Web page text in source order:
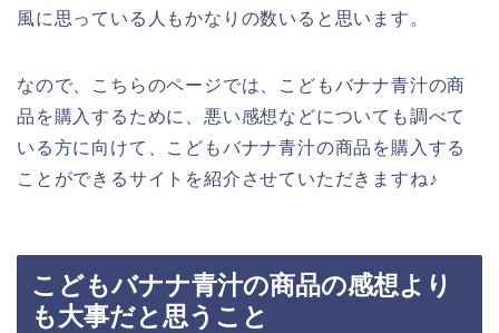
風に思っている人もかなりの数いると思います。
なので、こちらのページでは、こどもバナナ青汁の商
品を購入するために、悪い感想などについても調べて
いる方に向けて、こどもバナナ青汁の商品を購入する
ことができるサイトを紹介させていただきますね♪
こどもバナナ青汁の商品の感想より
も大事だと思うこと